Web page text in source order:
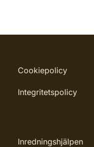
Cookiepolicy
Integritetspolicy
Inredningshjälpen